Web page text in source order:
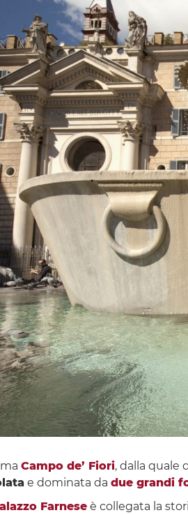
Campo de’ Fiori, dalla quale
e dominata da due grandi
Farneseè collegata la